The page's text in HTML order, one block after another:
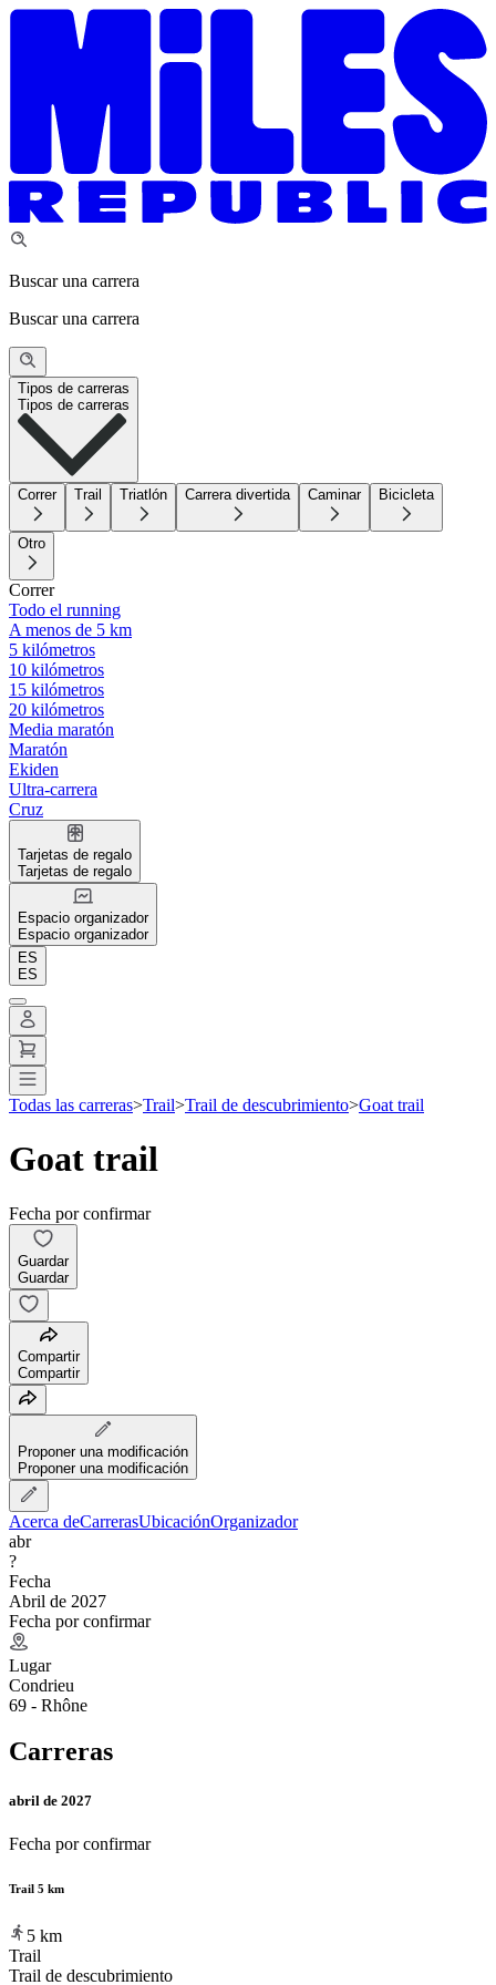
Buscar una carrera
Buscar una carrera
Tipos de carreras
Tipos de carreras
Correr Trail Triatlón Carrera divertida Caminar Bicicleta
Otro
Correr
Todo el running
A menos de 5 km
5 kilómetros
10 kilómetros
15 kilómetros
20 kilómetros
Media maratón
Maratón
Ekiden
Ultra-carrera
Cruz
Tarjetas de regalo
Tarjetas de regalo
Espacio organizador
Espacio organizador
ES
ES
Todas las carreras>Trail>Trail de descubrimiento>Goat trail
Goat trail
Fecha por confirmar
Guardar
Guardar
Compartir
Compartir
Proponer una modificación
Proponer una modificación
Acerca deCarrerasUbicaciónOrganizador
abr
?
Fecha
Abril de 2027
Fecha por confirmar
Lugar
Condrieu
69 - Rhône
Carreras
abril de 2027
Fecha por confirmar
Trail 5 km
5 km
Trail
Trail de descubrimiento